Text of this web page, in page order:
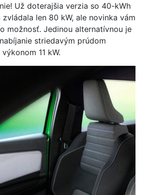
Už doterajšia verzia so 40-kWh
len 80 kW, ale novinka vám
možnosť. Jedinou alternatívnou je
striedavým prúdom
11 kW.